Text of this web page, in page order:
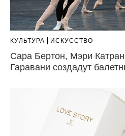
КУЛЬТУРА ИСКУССТВО
Сара Бертон, Мэри
Гаравани создадут